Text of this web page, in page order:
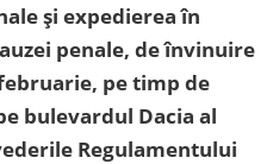
și expedierea în
penale, de învinuire
pe timp de
bulevardul Dacia al
Regulamentului